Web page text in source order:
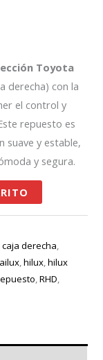
Toyota
derecha) con la
el control y
repuesto es
suave y estable,
y segura.
,caja derecha
,hilux ,hilux
,RHD